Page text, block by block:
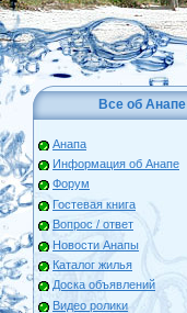
Все об Анапе
Анапа
Информация об Анапе
Форум
Гостевая книга
Вопрос / ответ
Новости Анапы
Каталог жилья
Доска объявлений
Видео ролики